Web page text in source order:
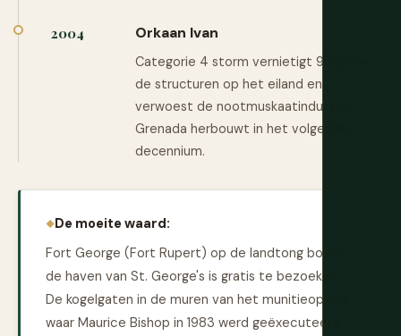
2004 Orkaan Ivan
Categorie 4 storm vernietigt 90% van
de structuren op het eiland en
verwoest de nootmuskaatindustrie.
Grenada herbouwt in het volgende
decennium.
De moeite waard:
Fort George (Fort Rupert) op de landtong boven
de haven van St. George's is gratis te bezoeken.
De kogelgaten in de muren van het munitieopslag
waar Maurice Bishop in 1983 werd geëxecuteerd